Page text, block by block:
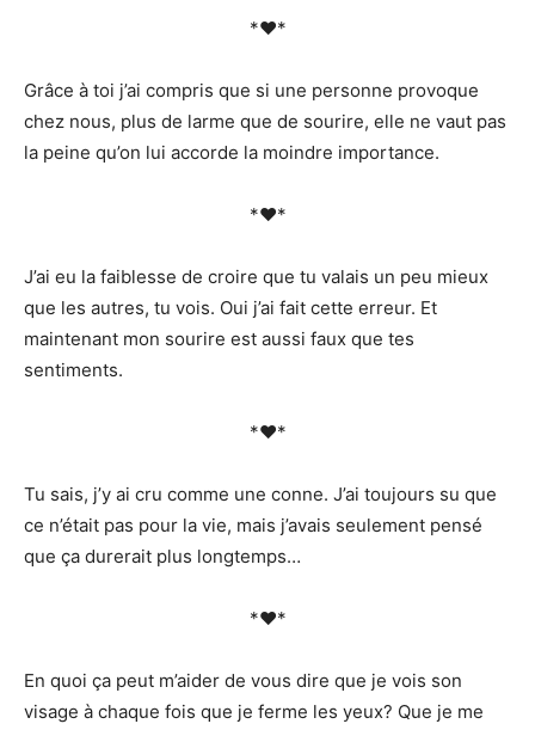
*♥*
Grâce à toi j’ai compris que si une personne provoque
chez nous, plus de larme que de sourire, elle ne vaut pas
la peine qu’on lui accorde la moindre importance.
*♥*
J’ai eu la faiblesse de croire que tu valais un peu mieux
que les autres, tu vois. Oui j’ai fait cette erreur. Et
maintenant mon sourire est aussi faux que tes
sentiments.
*♥*
Tu sais, j’y ai cru comme une conne. J’ai toujours su que
ce n’était pas pour la vie, mais j’avais seulement pensé
que ça durerait plus longtemps…
*♥*
En quoi ça peut m’aider de vous dire que je vois son
visage à chaque fois que je ferme les yeux? Que je me